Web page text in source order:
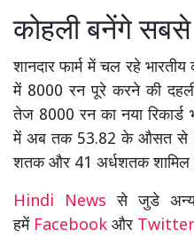
कोहली बनेंगे
शानदार फार्म में चल रहे
में 8000 रन पूरे करने की
तेज 8000 रन का नया रिकार्ड
में अब तक 53.82 के औसत से
शतक और 41 अर्धशतक शामिल
Hindi Newsसे जुडे
हमें Facebook और Twitter